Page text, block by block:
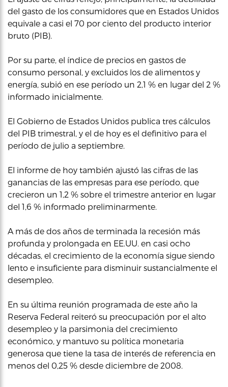
del gasto de los consumidores que en Estados Unidos
equivale a casi el 70 por ciento del producto interior
bruto (PIB).
Por su parte, el índice de precios en gastos de
consumo personal, y excluidos los de alimentos y
energía, subió en ese período un 2,1 % en lugar del 2 %
informado inicialmente.
El Gobierno de Estados Unidos publica tres cálculos
del PIB trimestral, y el de hoy es el definitivo para el
período de julio a septiembre.
El informe de hoy también ajustó las cifras de las
ganancias de las empresas para ese período, que
crecieron un 1,2 % sobre el trimestre anterior en lugar
del 1,6 % informado preliminarmente.
A más de dos años de terminada la recesión más
profunda y prolongada en EE.UU. en casi ocho
décadas, el crecimiento de la economía sigue siendo
lento e insuficiente para disminuir sustancialmente el
desempleo.
En su última reunión programada de este año la
Reserva Federal reiteró su preocupación por el alto
desempleo y la parsimonia del crecimiento
económico, y mantuvo su política monetaria
generosa que tiene la tasa de interés de referencia en
menos del 0,25 % desde diciembre de 2008.